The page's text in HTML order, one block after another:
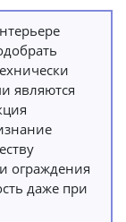
являются
ограждения
даже при